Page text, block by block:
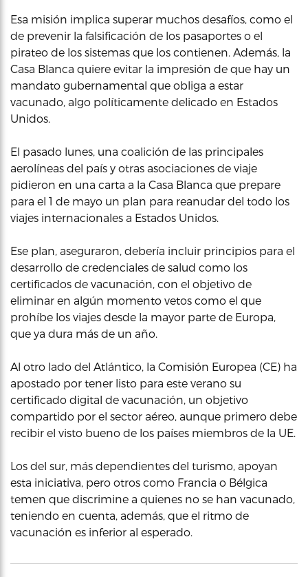
Esa misión implica superar muchos desafíos, como el
de prevenir la falsificación de los pasaportes o el
pirateo de los sistemas que los contienen. Además, la
Casa Blanca quiere evitar la impresión de que hay un
mandato gubernamental que obliga a estar
vacunado, algo políticamente delicado en Estados
Unidos.
El pasado lunes, una coalición de las principales
aerolíneas del país y otras asociaciones de viaje
pidieron en una carta a la Casa Blanca que prepare
para el 1 de mayo un plan para reanudar del todo los
viajes internacionales a Estados Unidos.
Ese plan, aseguraron, debería incluir principios para el
desarrollo de credenciales de salud como los
certificados de vacunación, con el objetivo de
eliminar en algún momento vetos como el que
prohíbe los viajes desde la mayor parte de Europa,
que ya dura más de un año.
Al otro lado del Atlántico, la Comisión Europea (CE) ha
apostado por tener listo para este verano su
certificado digital de vacunación, un objetivo
compartido por el sector aéreo, aunque primero debe
recibir el visto bueno de los países miembros de la UE.
Los del sur, más dependientes del turismo, apoyan
esta iniciativa, pero otros como Francia o Bélgica
temen que discrimine a quienes no se han vacunado,
teniendo en cuenta, además, que el ritmo de
vacunación es inferior al esperado.